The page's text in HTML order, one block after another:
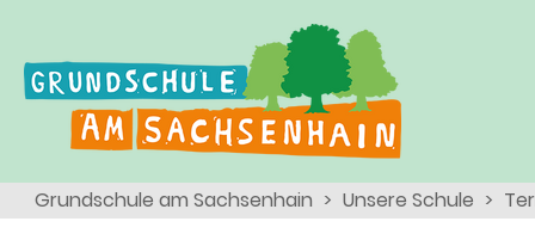
Grundschule am Sachsenhain Unsere Schule
Menschen
Kinder
Eltern
Team
Schulsozialarbeit
Schulseelsorge
Wir als Arbeitgeber
Ganztagsschule